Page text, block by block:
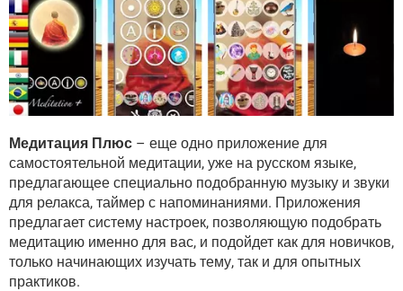
Медитация Плюс – еще одно приложение для
самостоятельной медитации, уже на русском языке,
предлагающее специально подобранную музыку и звуки
для релакса, таймер с напоминаниями. Приложения
предлагает систему настроек, позволяющую подобрать
медитацию именно для вас, и подойдет как для новичков,
только начинающих изучать тему, так и для опытных
практиков.